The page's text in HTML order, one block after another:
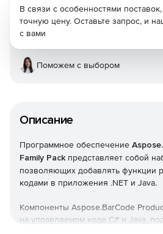
Описание
Программное обеспечение
Family Pack представляет собой
позволяющих добавлять функции
кодами в приложения .NET и Java.
Компоненты Aspose.BarCode
на управляемом коде C# и Java,
В связи с особенностями
точную цену. Оставьте запрос, и
с вами
Поможем с выбором